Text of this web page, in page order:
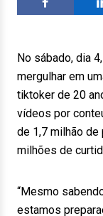
No sábado, dia
mergulhar em
tiktoker de 20
vídeos por
de 1,7 milhão
milhões de
“Mesmo
estamos